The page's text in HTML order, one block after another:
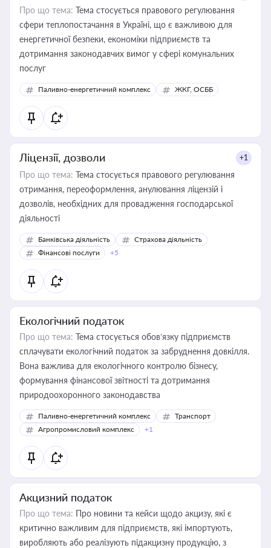
Про що тема: Тема стосується правового регулювання
сфери теплопостачання в Україні, що є важливою для
енергетичної безпеки, економіки підприємств та
дотримання законодавчих вимог у сфері комунальних
послуг
Паливно-енергетичний комплекс ЖКГ, ОСББ
Ліцензії, дозволи +1
Про що тема: Тема стосується правового регулювання
отримання, переоформлення, анулювання ліцензій і
дозволів, необхідних для провадження господарської
діяльності
Банківська діяльність
Страхова діяльність
Фінансові послуги
+5
Екологічний податок
Про що тема: Тема стосується обов’язку підприємств
сплачувати екологічний податок за забруднення довкілля.
Вона важлива для екологічного контролю бізнесу,
формування фінансової звітності та дотримання
природоохоронного законодавства
Паливно-енергетичний комплекс
Транспорт
Агропромисловий комплекс
+1
Акцизний податок
Про що тема: Про новини та кейси щодо акцизу, які є
критично важливим для підприємств, які імпортують,
виробляють або реалізують підакцизну продукцію, з